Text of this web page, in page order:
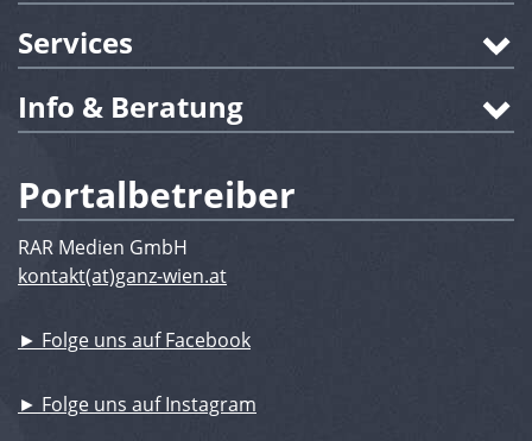
Services
Info & Beratung
Portalbetreiber
RAR Medien GmbH
kontakt(at)ganz-wien.at
► Folge uns auf Facebook
► Folge uns auf Instagram